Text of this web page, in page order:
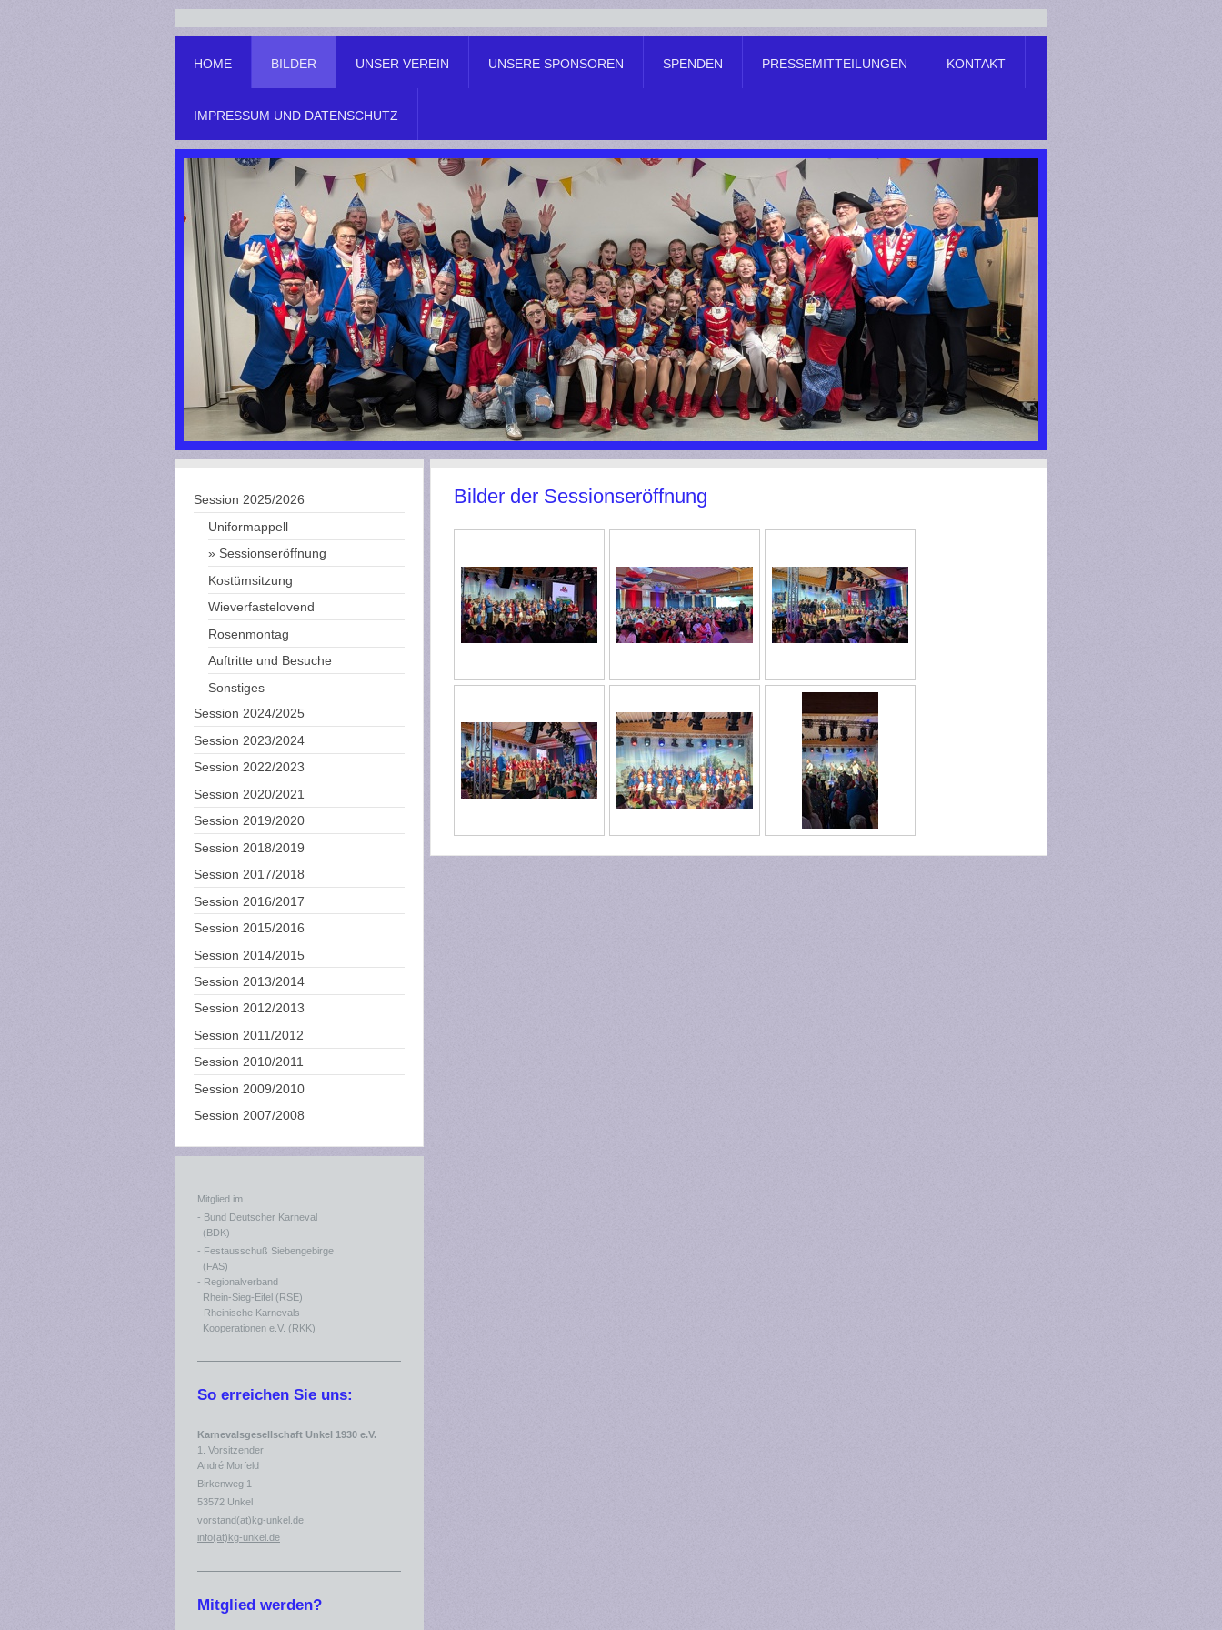
HOME BILDER UNSER VEREIN UNSERE SPONSOREN SPENDEN PRESSEMITTEILUNGEN KONTAKT
IMPRESSUM UND DATENSCHUTZ
Bilder der Sessionseröffnung
Session 2025/2026
Uniformappell
Sessionseröffnung
Kostümsitzung
Wieverfastelovend
Rosenmontag
Auftritte und Besuche
Sonstiges
Session 2024/2025
Session 2023/2024
Session 2022/2023
Session 2020/2021
Session 2019/2020
Session 2018/2019
Session 2017/2018
Session 2016/2017
Session 2015/2016
Session 2014/2015
Session 2013/2014
Session 2012/2013
Session 2011/2012
Session 2010/2011
Session 2009/2010
Session 2007/2008
Mitglied im
- Bund Deutscher Karneval
(BDK)
- Festausschuß Siebengebirge
(FAS)
- Regionalverband
Rhein-Sieg-Eifel (RSE)
- Rheinische Karnevals-
Kooperationen e.V. (RKK)
So erreichen Sie uns:
Karnevalsgesellschaft Unkel 1930 e.V.
1. Vorsitzender
André Morfeld
Birkenweg 1
53572 Unkel
vorstand(at)kg-unkel.de
info(at)kg-unkel.de
Mitglied werden?